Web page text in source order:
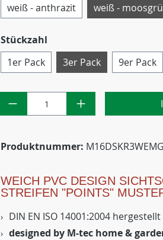
weiß - anthrazit
weiß -
Stückzahl
1er Pack
3er Pack 9er Pack
Produktnummer: M16DSKR3WEMG
WEICH PVC DESIGN
STREIFEN "POINTS"
DIN EN ISO 14001:2004 hergestellt
designed by M-tec home &